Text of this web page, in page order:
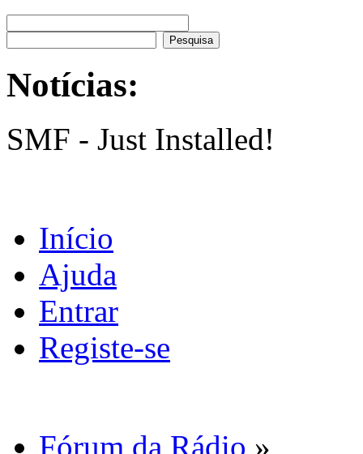
Notícias:
SMF - Just Installed!
Início
Ajuda
Entrar
Registe-se
Fórum da Rádio »